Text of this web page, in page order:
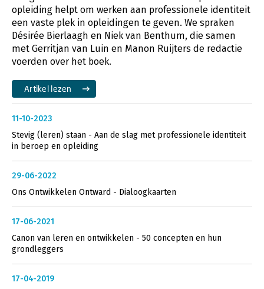
opleiding helpt om werken aan professionele identiteit
een vaste plek in opleidingen te geven. We spraken
Désirée Bierlaagh en Niek van Benthum, die samen
met Gerritjan van Luin en Manon Ruijters de redactie
voerden over het boek.
Artikel lezen
11-10-2023
Stevig (leren) staan - Aan de slag met professionele identiteit
in beroep en opleiding
29-06-2022
Ons Ontwikkelen Ontward - Dialoogkaarten
17-06-2021
Canon van leren en ontwikkelen - 50 concepten en hun
grondleggers
17-04-2019